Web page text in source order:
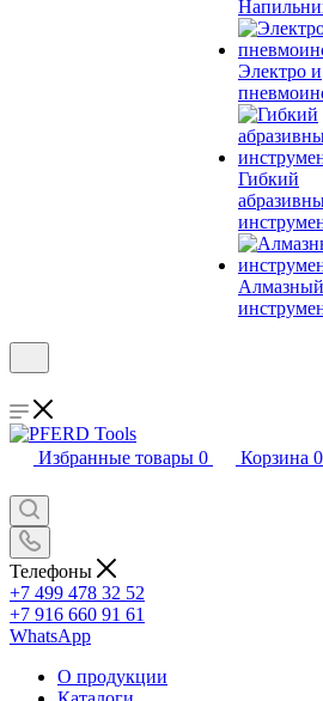
Электро и
Гибкий
Алмазный
Избранные товары 0 Корзина 0
Телефоны
+7 499 478 32 52
+7 916 660 91 61
WhatsApp
О продукции